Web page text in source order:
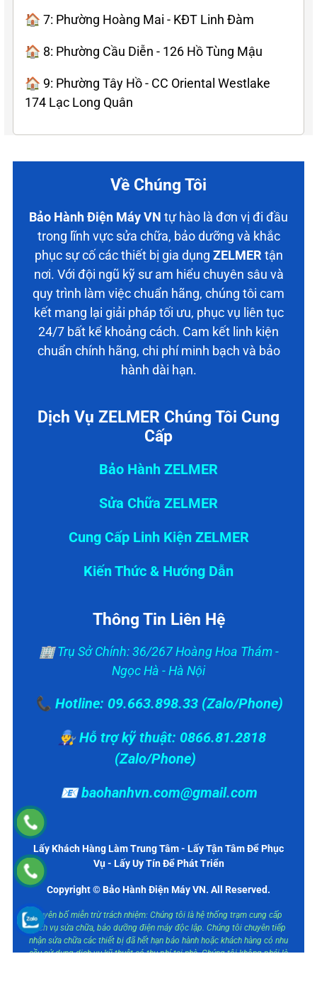
🏠 7: Phường Hoàng Mai - KĐT Linh Đàm
🏠 8: Phường Cầu Diễn - 126 Hồ Tùng Mậu
🏠 9: Phường Tây Hồ - CC Oriental Westlake
174 Lạc Long Quân
Về Chúng Tôi
Bảo Hành Điện Máy VN tự hào là đơn vị đi đầu
trong lĩnh vực sửa chữa, bảo dưỡng và khắc
phục sự cố các thiết bị gia dụng ZELMER tận
nơi. Với đội ngũ kỹ sư am hiểu chuyên sâu và
quy trình làm việc chuẩn hãng, chúng tôi cam
kết mang lại giải pháp tối ưu, phục vụ liên tục
24/7 bất kể khoảng cách. Cam kết linh kiện
chuẩn chính hãng, chi phí minh bạch và bảo
hành dài hạn.
Dịch Vụ ZELMER Chúng Tôi Cung
Cấp
Bảo Hành ZELMER
Sửa Chữa ZELMER
Cung Cấp Linh Kiện ZELMER
Kiến Thức & Hướng Dẫn
Thông Tin Liên Hệ
🏢 Trụ Sở Chính: 36/267 Hoàng Hoa Thám -
Ngọc Hà - Hà Nội
📞 Hotline: 09.663.898.33 (Zalo/Phone)
👨‍🔧 Hỗ trợ kỹ thuật: 0866.81.2818
(Zalo/Phone)
📧 baohanhvn.com@gmail.com
Lấy Khách Hàng Làm Trung Tâm - Lấy Tận Tâm Để Phục
Vụ - Lấy Uy Tín Để Phát Triển
Copyright © Bảo Hành Điện Máy VN. All Reserved.
Tuyên bố miễn trừ trách nhiệm: Chúng tôi là hệ thống trạm cung cấp
dịch vụ sửa chữa, bảo dưỡng điện máy độc lập. Chúng tôi chuyên tiếp
nhận sửa chữa các thiết bị đã hết hạn bảo hành hoặc khách hàng có nhu
cầu sử dụng dịch vụ kỹ thuật có thu phí tại nhà. Chúng tôi không phải là